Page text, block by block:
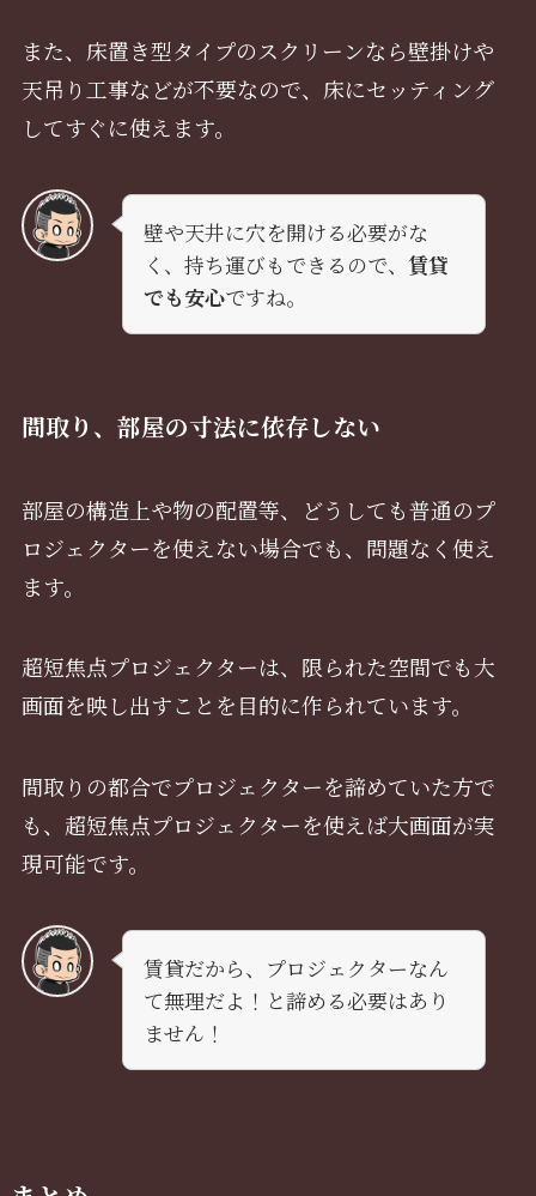
また、床置き型タイプのスクリーンなら壁掛けや
天吊り工事などが不要なので、床にセッティング
してすぐに使えます。
壁や天井に穴を開ける必要がな
く、持ち運びもできるので、 賃貸
でも安心ですね。
間取り、部屋の寸法に依存しない
部屋の構造上や物の配置等、どうしても普通のプ
ロジェクターを使えない場合でも、問題なく使え
ます。
超短焦点プロジェクターは、限られた空間でも大
画面を映し出すことを目的に作られています。
間取りの都合でプロジェクターを諦めていた方で
も、超短焦点プロジェクターを使えば大画面が実
現可能です。
賃貸だから、プロジェクターなん
て無理だよ！と諦める必要はあり
ません！